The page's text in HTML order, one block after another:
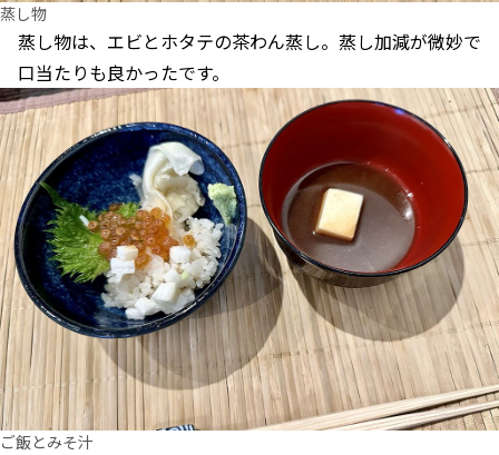
蒸し物
蒸し物は、エビとホタテの茶わん蒸し。蒸し加減が微妙で
口当たりも良かったです。
ご飯とみそ汁